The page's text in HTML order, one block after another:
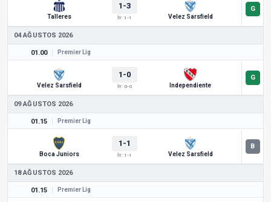
Talleres
1-3
İY: 1-1 Velez Sarsfield
04 AĞUSTOS 2026
01.00 Premier Lig
Velez Sarsfield
1-0
İY: 0-0 Independiente
09 AĞUSTOS 2026
01.15 Premier Lig
Boca Juniors
1-1
İY: 1-1 Velez Sarsfield
18 AĞUSTOS 2026
01.15 Premier Lig